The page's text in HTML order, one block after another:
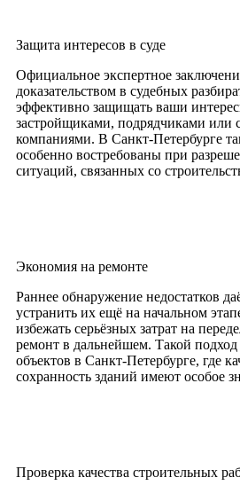
Защита интересов в суде
Официальное экспертное
доказательством в судебных
эффективно защищать ваши
застройщиками, подрядчиками или
компаниями. В Санкт-Петербурге
особенно востребованы при
ситуаций, связанных со
Экономия на ремонте
Раннее обнаружение недостатков
устранить их ещё на начальном
избежать серьёзных затрат на
ремонт в дальнейшем. Такой подход
объектов в Санкт-Петербурге, где
сохранность зданий имеют особое
Проверка качества строительных